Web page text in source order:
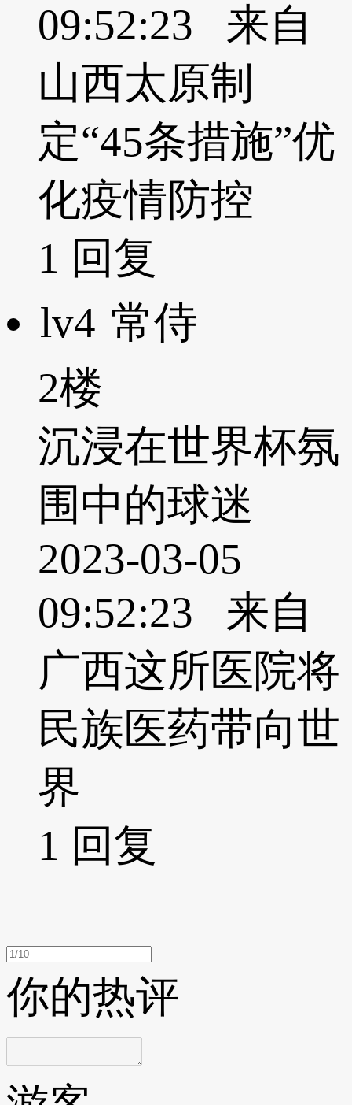
09:52:23 来自
山西太原制
定“45条措施”优
化疫情防控
1 回复
lv4 常侍
2楼
沉浸在世界杯氛
围中的球迷
2023-03-05
09:52:23 来自
广西这所医院将
民族医药带向世
界
1 回复
你的热评